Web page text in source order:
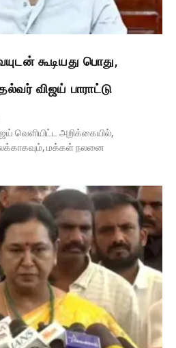
கூடியது பொது,
விஜய் பாராட்டு
வெளியிட்ட அறிக்கையில்,
மக்கள் நலனை